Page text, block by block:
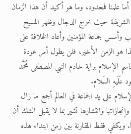
علمنا فمحدود، وما هو أكيد أن هذا الزمان
حيث خرج الدجال وظهر المسيح
وأسس جماعة المؤمنين وأعاد الخلافة على
هذا هو الزمن الأخير، فلن يطول أمر عودة
الإسلام براية خادم النبي المصطفى مُحَمَّد
عَلَيهِ السَلام.
على يد الجماعة في العالم أجمع ما زال
وانتشارها تشير بما لا يقبل الشك أن
فقط المقارنة بين زمن ابتداء هذه